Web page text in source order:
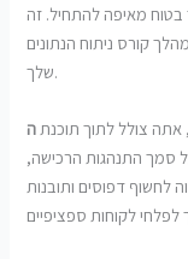
בטוח מאיפה להתחיל. זה
קורס ניתוח הנתונים
שלך.
אתה צולל לתוך תוכנת
סמך התנהגות הרכישה,
לחשוף דפוסים ותובנות